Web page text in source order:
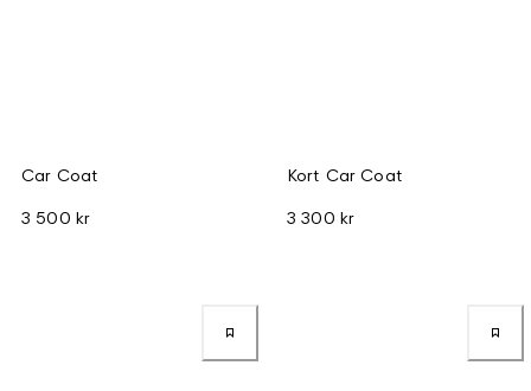
Car Coat
3 500 kr
Kort Car Coat
3 300 kr